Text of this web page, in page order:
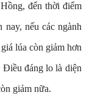
đến thời điểm
nếu các ngành
lúa còn giảm hơn
Điều đáng lo là diện
giảm nữa.